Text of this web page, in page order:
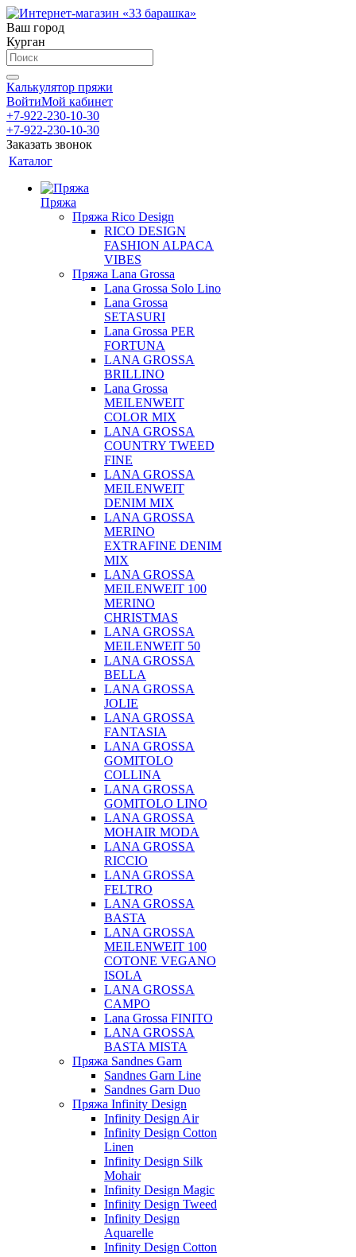
Ваш город
Курган
Калькулятор пряжи
ВойтиМой кабинет
+7-922-230-10-30
+7-922-230-10-30
Заказать звонок
Каталог
Пряжа
Пряжа Rico Design
RICO DESIGN
FASHION ALPACA
VIBES
Пряжа Lana Grossa
Lana Grossa Solo Lino
Lana Grossa
SETASURI
Lana Grossa PER
FORTUNA
LANA GROSSA
BRILLINO
Lana Grossa
MEILENWEIT
COLOR MIX
LANA GROSSA
COUNTRY TWEED
FINE
LANA GROSSA
MEILENWEIT
DENIM MIX
LANA GROSSA
MERINO
EXTRAFINE DENIM
MIX
LANA GROSSA
MEILENWEIT 100
MERINO
CHRISTMAS
LANA GROSSA
MEILENWEIT 50
LANA GROSSA
BELLA
LANA GROSSA
JOLIE
LANA GROSSA
FANTASIA
LANA GROSSA
GOMITOLO
COLLINA
LANA GROSSA
GOMITOLO LINO
LANA GROSSA
MOHAIR MODA
LANA GROSSA
RICCIO
LANA GROSSA
FELTRO
LANA GROSSA
BASTA
LANA GROSSA
MEILENWEIT 100
COTONE VEGANO
ISOLA
LANA GROSSA
CAMPO
Lana Grossa FINITO
LANA GROSSA
BASTA MISTA
Пряжа Sandnes Garn
Sandnes Garn Line
Sandnes Garn Duo
Пряжа Infinity Design
Infinity Design Air
Infinity Design Cotton
Linen
Infinity Design Silk
Mohair
Infinity Design Magic
Infinity Design Tweed
Infinity Design
Aquarelle
Infinity Design Cotton